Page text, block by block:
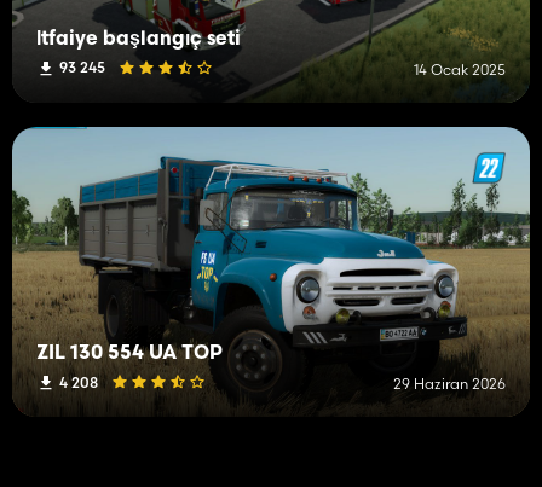
İtfaiye başlangıç ​​seti
93 245 14 Ocak 2025
ZIL 130 554 UA TOP
4 208 29 Haziran 2026